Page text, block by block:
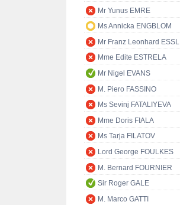
Mr Yunus EMRE
Ms Annicka ENGBLOM
Mr Franz Leonhard ESSL
Mme Edite ESTRELA
Mr Nigel EVANS
M. Piero FASSINO
Ms Sevinj FATALIYEVA
Mme Doris FIALA
Ms Tarja FILATOV
Lord George FOULKES
M. Bernard FOURNIER
Sir Roger GALE
M. Marco GATTI